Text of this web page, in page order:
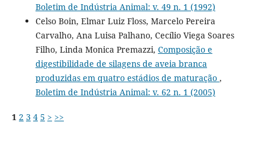
Boletim de Indústria Animal: v. 49 n. 1 (1992)
Celso Boin, Elmar Luiz Floss, Marcelo Pereira
Carvalho, Ana Luisa Palhano, Cecílio Viega Soares
Filho, Linda Monica Premazzi, Composição e
digestibilidade de silagens de aveia branca
produzidas em quatro estádios de maturação ,
Boletim de Indústria Animal: v. 62 n. 1 (2005)
1 2 3 4 5 > >>